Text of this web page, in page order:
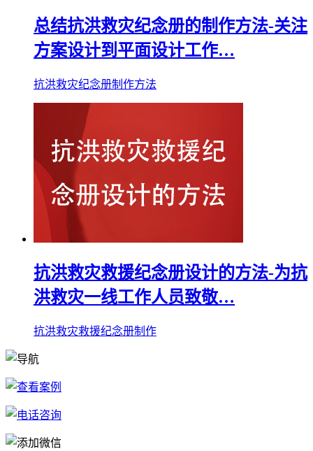
总结抗洪救灾纪念册的制作方法-关注
方案设计到平面设计工作…
抗洪救灾纪念册制作方法
抗洪救灾救援纪念册设计的方法-为抗
洪救灾一线工作人员致敬…
抗洪救灾救援纪念册制作